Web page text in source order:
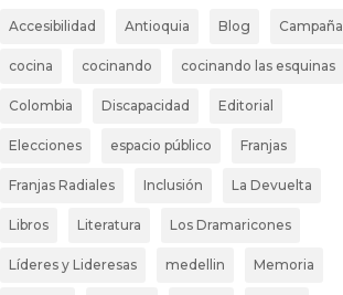
Accesibilidad Antioquia Blog Campaña
cocina cocinando cocinando las esquinas
Colombia Discapacidad Editorial
Elecciones espacio público Franjas
Franjas Radiales Inclusión La Devuelta
Libros Literatura Los Dramaricones
Líderes y Lideresas medellin Memoria